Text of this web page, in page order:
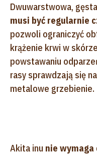
Dwuwarstwowa,
musi być regularnie
pozwoli ograniczyć
krążenie krwi w
powstawaniu
rasy sprawdzają się
metalowe grzebienie.
Akita inu nie